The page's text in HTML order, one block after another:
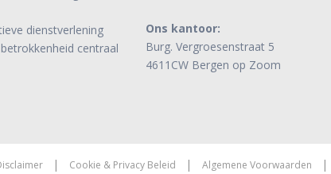
dienstverlening
centraal
Ons kantoor:
Burg. Vergroesenstraat 5
4611CW Bergen op Zoom
| Cookie & Privacy Beleid | Algemene Voorwaarden |